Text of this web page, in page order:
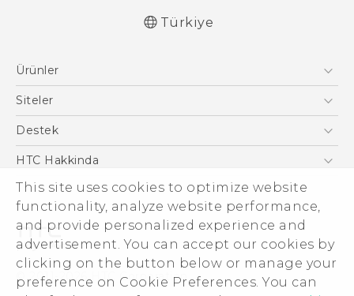
This site uses cookies to optimize website
functionality, analyze website performance,
and provide personalized experience and
advertisement. You can accept our cookies by
clicking on the button below or manage your
preference on Cookie Preferences. You can
English - Quick start guide
Türkiye
Ürünler
Akıllı Telefonlar
VIVE
Siteler
HTC Dev
Destek
Destek Merkezi
HTC Hakkinda
ESG
Yatırımcı (İNGİLİZCE)
Gizlilik Politikası
Ürün Güvenliği
Cookie Preferences
© 2011-2026 HTC Corporation